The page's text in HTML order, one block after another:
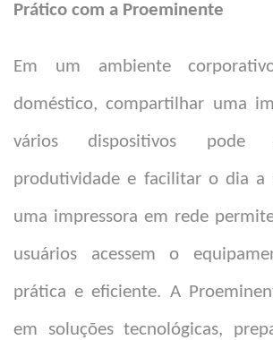
Prático com a Proeminente
Em um ambiente
doméstico, compartilhar uma
vários dispositivos pode
produtividade e facilitar o dia a
uma impressora em rede
usuários acessem o
prática e eficiente. A
em soluções tecnológicas,